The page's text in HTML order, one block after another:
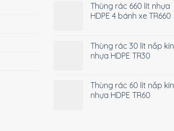
Thùng rác 660 lít nhựa
HDPE 4 bánh xe TR660
Thùng rác 30 lít nắp kín
nhựa HDPE TR30
Thùng rác 60 lít nắp kín
nhựa HDPE TR60